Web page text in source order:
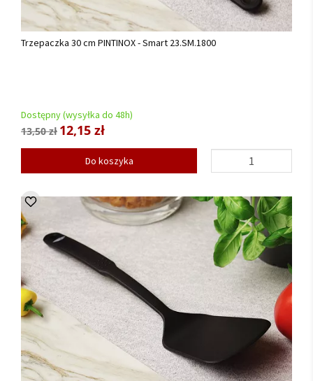
Trzepaczka 30 cm PINTINOX - Smart 23.SM.1800
Dostępny (wysyłka do 48h)
13,50 zł 12,15 zł
Do koszyka